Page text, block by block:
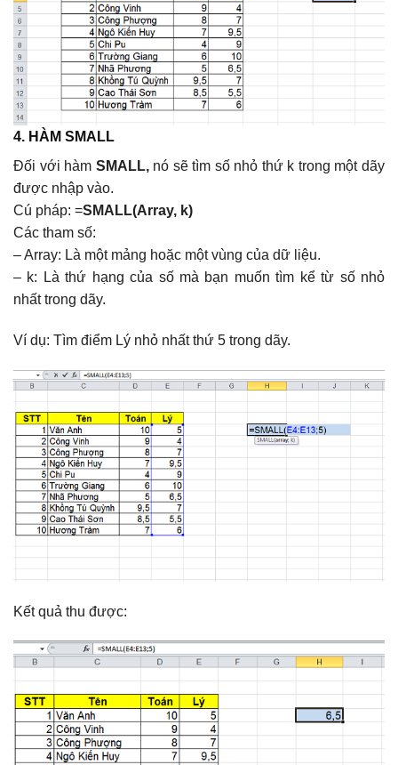
4. HÀM SMALL
Đối với hàm SMALL, nó sẽ tìm số nhỏ thứ k trong một dãy
được nhập vào.
Cú pháp: =SMALL(Array, k)
Các tham số:
– Array: Là một mảng hoặc một vùng của dữ liệu.
– k: Là thứ hạng của số mà bạn muốn tìm kể từ số nhỏ
nhất trong dãy.
Ví dụ: Tìm điểm Lý nhỏ nhất thứ 5 trong dãy.
Kết quả thu được: